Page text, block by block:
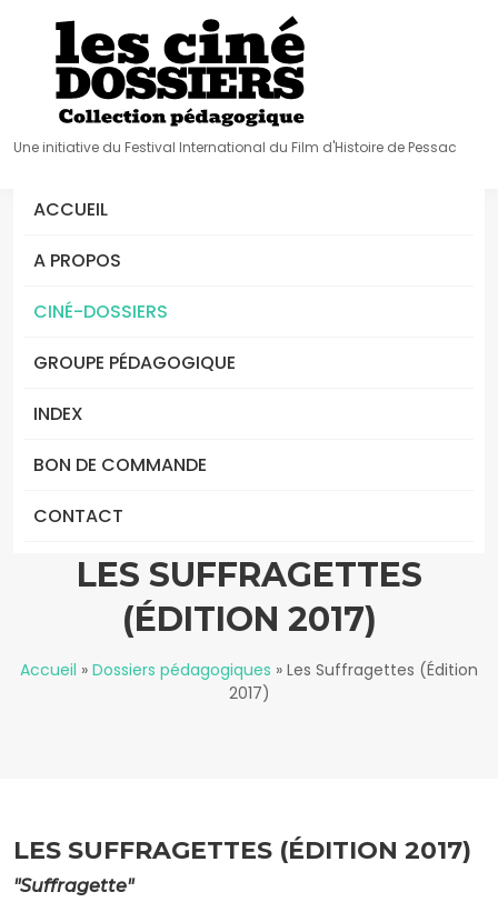
Une initiative du Festival International du Film d'Histoire de Pessac
ACCUEIL
A PROPOS
CINÉ-DOSSIERS
GROUPE PÉDAGOGIQUE
INDEX
BON DE COMMANDE
CONTACT
LES SUFFRAGETTES
(ÉDITION 2017)
Accueil » Dossiers pédagogiques » Les Suffragettes (Édition
2017)
LES SUFFRAGETTES (ÉDITION 2017)
"Suffragette"